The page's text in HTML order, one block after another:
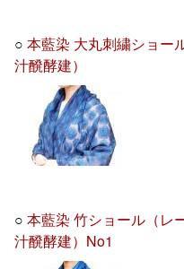
○本藍染 大丸刺繍ショー
汁醗酵建）
○本藍染 竹ショール（レ
汁醗酵建）No1